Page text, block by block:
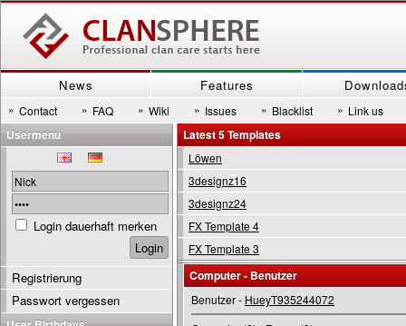
News Features
» Contact » FAQ » Wiki » Issues » Blacklist » Link us
Latest 5 Templates
Löwen
3designz16
3designz24
FX Template 4
FX Template 3
Computer - Benutzer
Benutzer - HueyT935244072
Usermenu
Login dauerhaft merken
Registrierung
Passwort vergessen